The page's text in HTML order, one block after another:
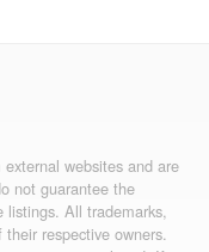
websites and are
not guarantee the
listings. All trademarks,
respective owners.